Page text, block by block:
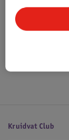
Bekijk ook
Kruidvat Club